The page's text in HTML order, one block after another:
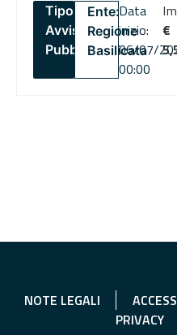
Tipo:
Avviso
Pubblico
Ente:
Regione
Basilicata
Data
inizio:
06/07/
00:00
€
NOTE LEGALI
PRIVACY